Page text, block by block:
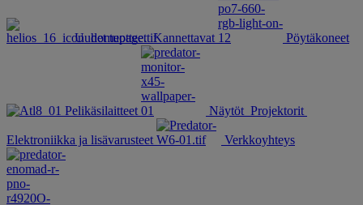
Uudet tuotteet Kannettavat Pöytäkoneet
Pelikäsilaitteet Näytöt Projektorit
Elektroniikka ja lisävarusteet Verkkoyhteys